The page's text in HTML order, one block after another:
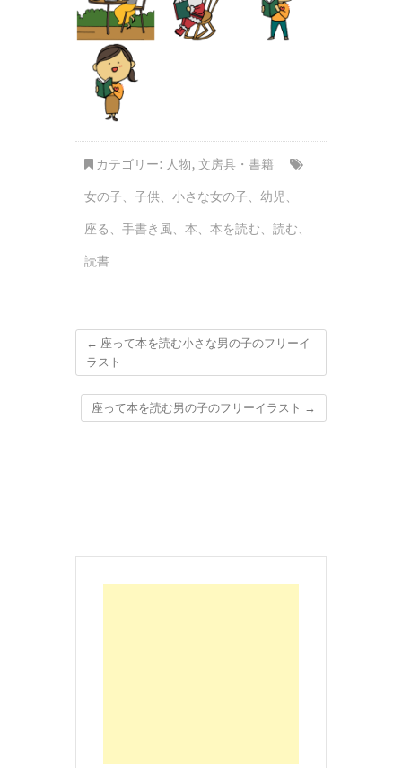
カテゴリー: 人物, 文房具・書籍
女の子、 子供、 小さな女の子、 幼児、
座る 、 手書き風、 本、 本を読む、 読む、
読書
← 座って本を読む小さな男の子のフリーイ
ラスト
座って本を読む男の子のフリーイラスト →